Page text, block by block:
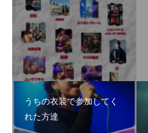
うちの衣装で参加してく
れた方達